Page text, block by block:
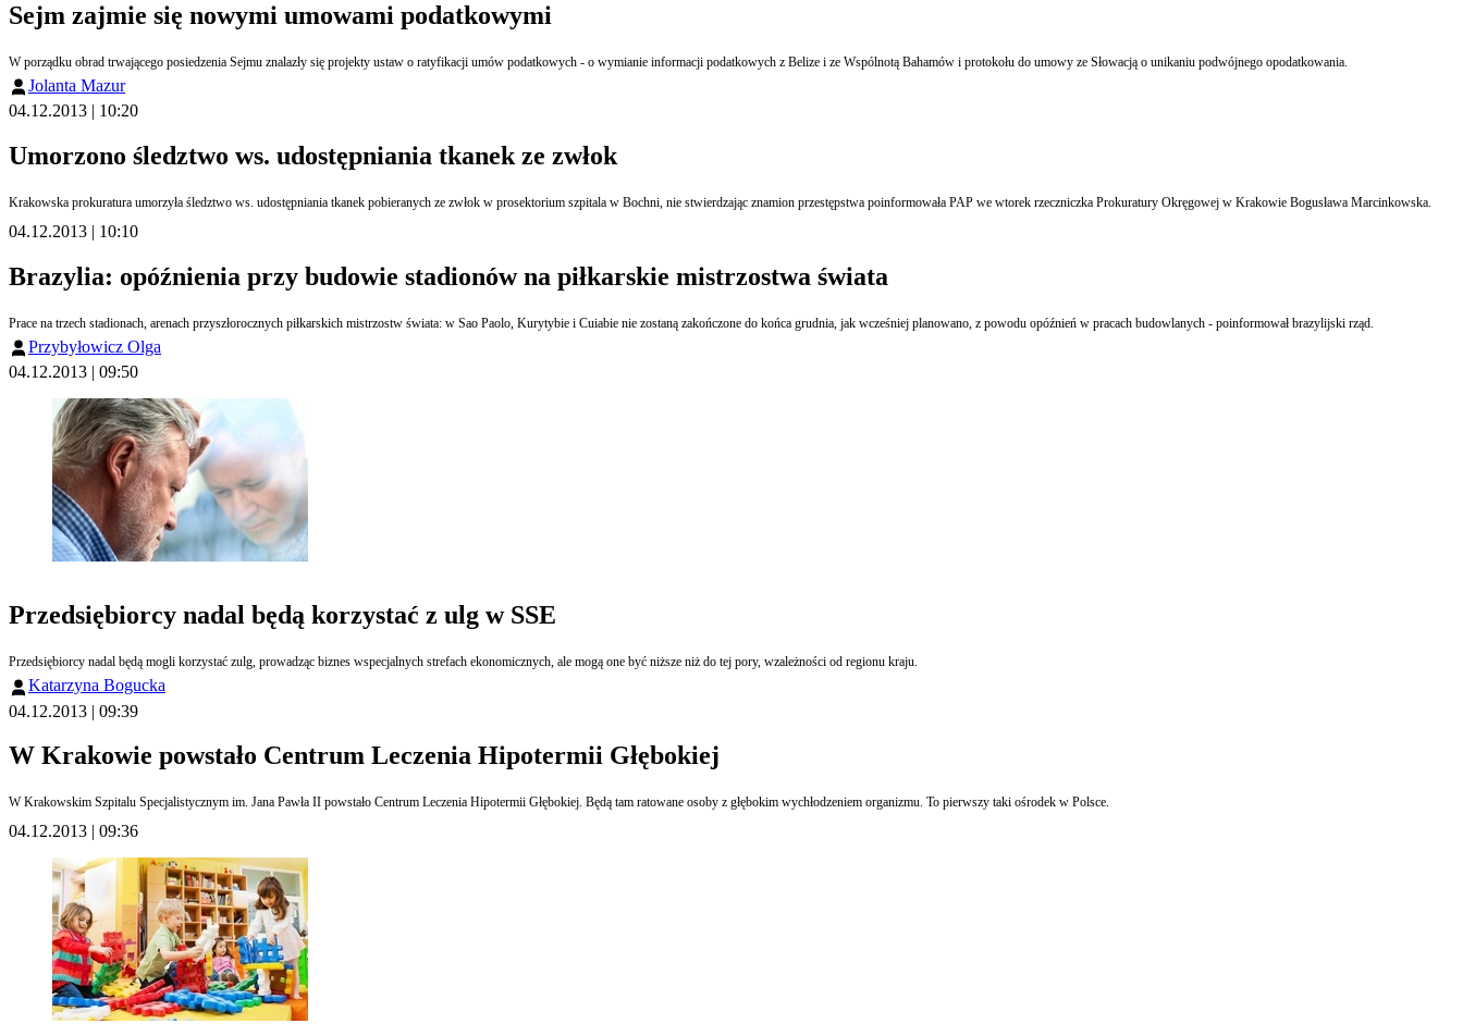
Sejm zajmie się nowymi umowami podatkowymi
W porządku obrad trwającego posiedzenia Sejmu znalazły się projekty ustaw o ratyfikacji umów podatkowych - o wymianie informacji podatkowych z Belize i ze Wspólnotą Bahamów i protokołu do umowy ze Słowacją o unikaniu podwójnego opodatkowania.
Jolanta Mazur
04.12.2013 | 10:20
Umorzono śledztwo ws. udostępniania tkanek ze zwłok
Krakowska prokuratura umorzyła śledztwo ws. udostępniania tkanek pobieranych ze zwłok w prosektorium szpitala w Bochni, nie stwierdzając znamion przestępstwa poinformowała PAP we wtorek rzeczniczka Prokuratury Okręgowej w Krakowie Bogusława Marcinkowska.
04.12.2013 | 10:10
Brazylia: opóźnienia przy budowie stadionów na piłkarskie mistrzostwa świata
Prace na trzech stadionach, arenach przyszłorocznych piłkarskich mistrzostw świata: w Sao Paolo, Kurytybie i Cuiabie nie zostaną zakończone do końca grudnia, jak wcześniej planowano, z powodu opóźnień w pracach budowlanych - poinformował brazylijski rząd.
Przybyłowicz Olga
04.12.2013 | 09:50
Przedsiębiorcy nadal będą korzystać z ulg w SSE
Przedsiębiorcy nadal będą mogli korzystać zulg, prowadząc biznes wspecjalnych strefach ekonomicznych, ale mogą one być niższe niż do tej pory, wzależności od regionu kraju.
Katarzyna Bogucka
04.12.2013 | 09:39
W Krakowie powstało Centrum Leczenia Hipotermii Głębokiej
W Krakowskim Szpitalu Specjalistycznym im. Jana Pawła II powstało Centrum Leczenia Hipotermii Głębokiej. Będą tam ratowane osoby z głębokim wychłodzeniem organizmu. To pierwszy taki ośrodek w Polsce.
04.12.2013 | 09:36